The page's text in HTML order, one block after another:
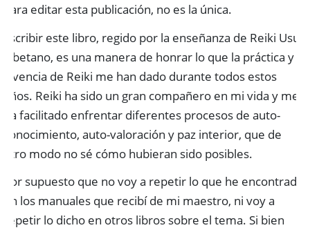
para editar esta publicación, no es la única.
Escribir este libro, regido por la enseñanza de Reiki Usui
Tibetano, es una manera de honrar lo que la práctica y la
vivencia de Reiki me han dado durante todos estos
años. Reiki ha sido un gran compañero en mi vida y me
ha facilitado enfrentar diferentes procesos de auto-
conocimiento, auto-valoración y paz interior, que de
otro modo no sé cómo hubieran sido posibles.
Por supuesto que no voy a repetir lo que he encontrado
en los manuales que recibí de mi maestro, ni voy a
repetir lo dicho en otros libros sobre el tema. Si bien